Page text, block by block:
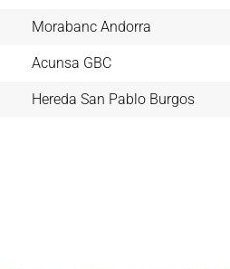
Morabanc Andorra
Acunsa GBC
Hereda San Pablo Burgos